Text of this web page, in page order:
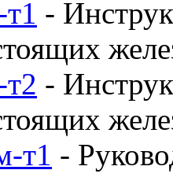
-
-
т1 -